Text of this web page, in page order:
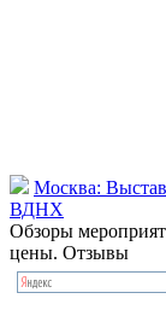
Москва:
ВДНХ
Обзоры
цены. Отзывы